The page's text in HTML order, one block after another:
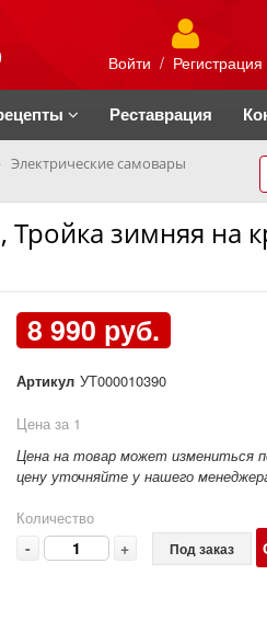
Войти / Регистрация
Реставрация
Электрические самовары
Тройка зимняя на
8 990 руб.
Артикул УТ000010390
Цена за 1
Цена на товар может измениться
цену уточняйте у нашего
Количество
- + Под заказ